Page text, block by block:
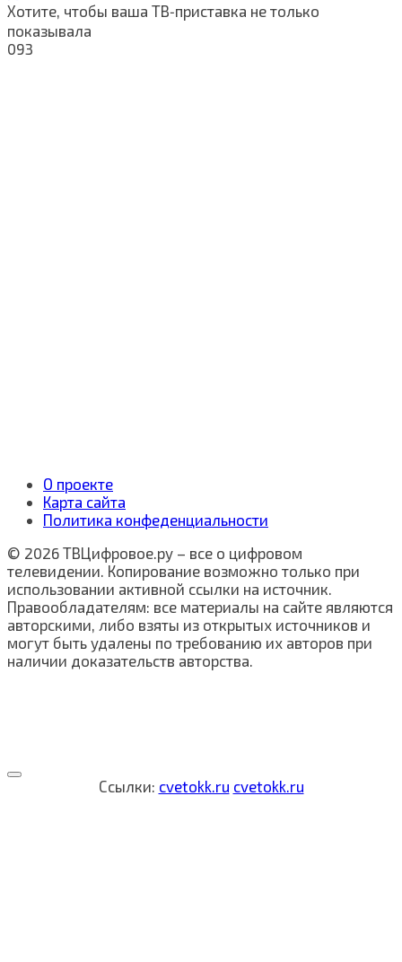
Хотите, чтобы ваша ТВ‑приставка не только
показывала
093
О проекте
Карта сайта
Политика конфеденциальности
© 2026 ТВЦифровое.ру – все о цифровом
телевидении. Копирование возможно только при
использовании активной ссылки на источник.
Правообладателям: все материалы на сайте являются
авторскими, либо взяты из открытых источников и
могут быть удалены по требованию их авторов при
наличии доказательств авторства.
Ссылки: cvetokk.ru cvetokk.ru